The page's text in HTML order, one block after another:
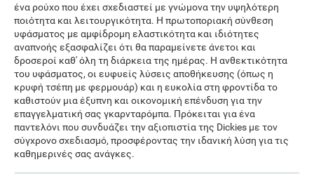
ένα ρούχο που έχει σχεδιαστεί με γνώμονα την υψηλότερη
ποιότητα και λειτουργικότητα. Η πρωτοποριακή σύνθεση
υφάσματος με αμφίδρομη ελαστικότητα και ιδιότητες
αναπνοής εξασφαλίζει ότι θα παραμείνετε άνετοι και
δροσεροί καθ' όλη τη διάρκεια της ημέρας. Η ανθεκτικότητα
του υφάσματος, οι ευφυείς λύσεις αποθήκευσης (όπως η
κρυφή τσέπη με φερμουάρ) και η ευκολία στη φροντίδα το
καθιστούν μια έξυπνη και οικονομική επένδυση για την
επαγγελματική σας γκαρνταρόμπα. Πρόκειται για ένα
παντελόνι που συνδυάζει την αξιοπιστία της Dickies με τον
σύγχρονο σχεδιασμό, προσφέροντας την ιδανική λύση για τις
καθημερινές σας ανάγκες.